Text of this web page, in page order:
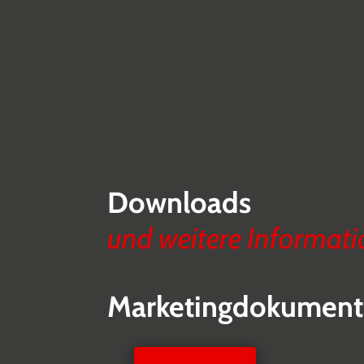
Downloads
und weitere